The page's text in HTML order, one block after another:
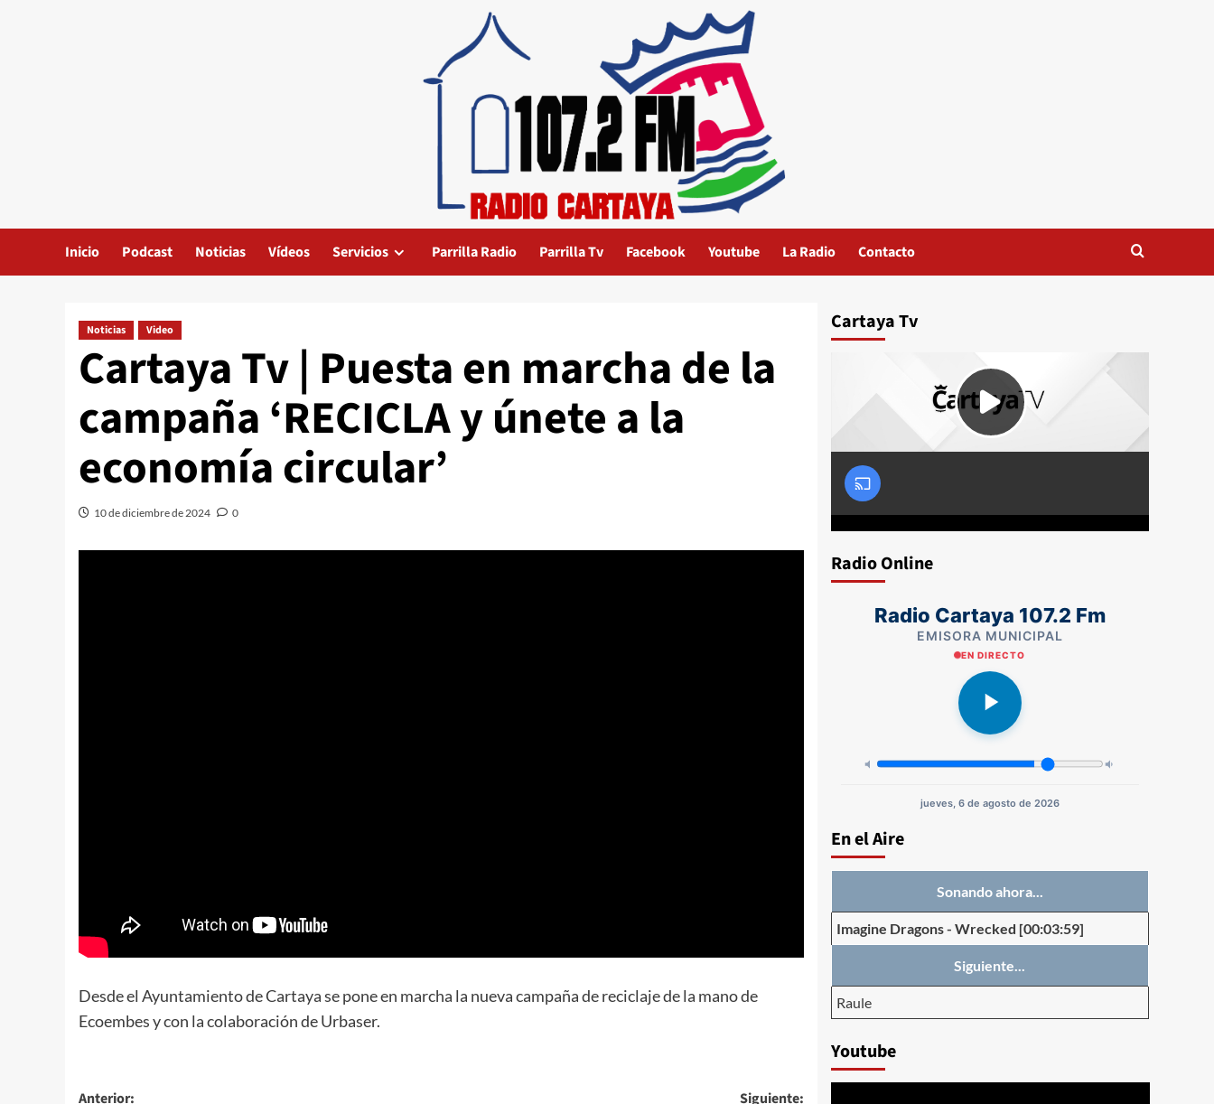
Inicio Podcast Noticias Vídeos Servicios Parrilla Radio Parrilla Tv Facebook Youtube La Radio Contacto
Noticias Video
Cartaya Tv | Puesta en marcha de la
campaña ‘RECICLA y únete a la
economía circular’
10 de diciembre de 2024 0
Desde el Ayuntamiento de Cartaya se pone en marcha la nueva campaña de reciclaje de la mano de
Ecoembes y con la colaboración de Urbaser.
Anterior:
Siguiente:
Cartaya Tv
Radio Online
Radio Cartaya 107.2 Fm
EMISORA MUNICIPAL
EN DIRECTO
jueves, 6 de agosto de 2026
En el Aire
Sonando ahora...
Imagine Dragons- Wrecked [00:03:59]
Siguiente...
Raule
Youtube